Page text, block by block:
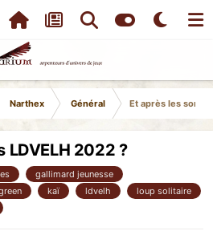
Narthex Général Et après les
LDVELH 2022 ?
gallimard jeunesse
kaï ldvelh
loup solitaire